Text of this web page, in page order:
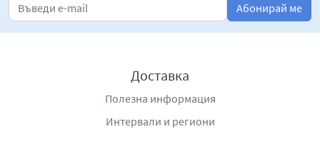
Абонирай ме
Доставка
Полезна информация
Интервали и региони